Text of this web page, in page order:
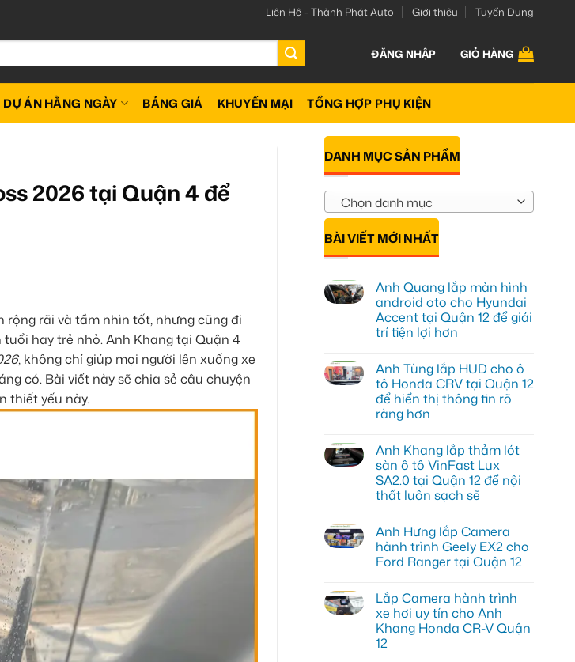
Liên Hệ – Thành Phát Auto Giới thiệu Tuyển Dụng
ĐĂNG NHẬP GIỎ HÀNG
DỰ ÁN HẰNG NGÀY BẢNG GIÁ KHUYẾN MẠI TỔNG HỢP PHỤ KIỆN
2026 tại Quận 4 để
rộng rãi và tầm nhìn tốt, nhưng cũng đi
hay trẻ nhỏ. Anh Khang tại Quận 4
, không chỉ giúp mọi người lên xuống xe
có. Bài viết này sẽ chia sẻ câu chuyện
thiết yếu này.
DANH MỤC SẢN PHẨM
Chọn danh mục
BÀI VIẾT MỚI NHẤT
Anh Quang lắp màn hình
android oto cho Hyundai
Accent tại Quận 12 để giải
trí tiện lợi hơn
bình
luận
ở
Anh
Quang
lắp
android
oto
cho
Hyundai
Accent
tại
để
giải
trí
tiện
Anh Tùng lắp HUD cho ô
tô Honda CRV tại Quận 12
để hiển thị thông tin rõ
ràng hơn
bình
luận
ở
Anh
Tùng
lắp
ô
tô
Honda
CRV
12
để
hiển
thị
thông
tin
Anh Khang lắp thảm lót
sàn ô tô VinFast Lux
SA2.0 tại Quận 12 để nội
thất luôn sạch sẽ
bình
luận
ở
Anh
thảm
lót
sàn
ô
tô
VinFast
Anh Hưng lắp Camera
hành trình Geely EX2 cho
Ford Ranger tại Quận 12
bình
luận
ở
Anh
Hưng
lắp
Lắp Camera hành trình
xe hơi uy tín cho Anh
Khang Honda CR-V Quận
12